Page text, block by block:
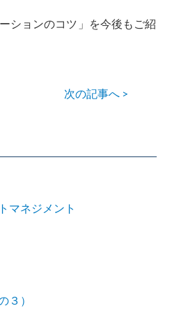
ションのコツ」を今後もご紹
次の記事へ >
マネジメント
３）